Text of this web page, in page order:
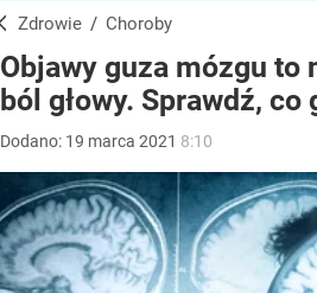
Zdrowie / Choroby
Objawy guza mózgu to
ból głowy. Sprawdź, co
Dodano: 19 marca 2021 8:10